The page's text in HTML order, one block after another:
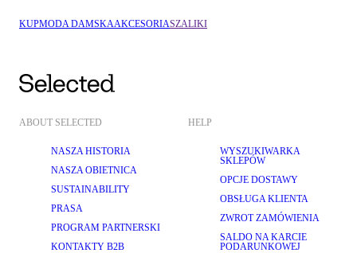
KUPMODA DAMSKAAKCESORIASZALIKI
ABOUT SELECTED
NASZA HISTORIA
NASZA OBIETNICA
SUSTAINABILITY
PRASA
PROGRAM PARTNERSKI
KONTAKTY B2B
HELP
WYSZUKIWARKA
SKLEPÓW
OPCJE DOSTAWY
OBSŁUGA KLIENTA
ZWROT ZAMÓWIENIA
SALDO NA KARCIE
PODARUNKOWEJ